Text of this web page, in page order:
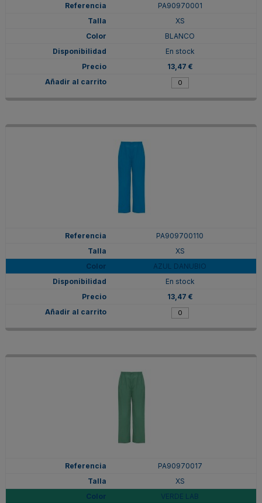
PA90970001
XS
BLANCO
En stock
13,47 €
PA909700110
XS
AZUL DANUBIO
En stock
13,47 €
PA90970017
XS
VERDE LAB